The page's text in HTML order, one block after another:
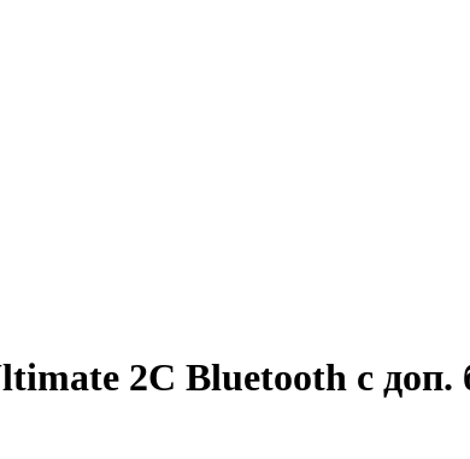
2C Bluetooth с